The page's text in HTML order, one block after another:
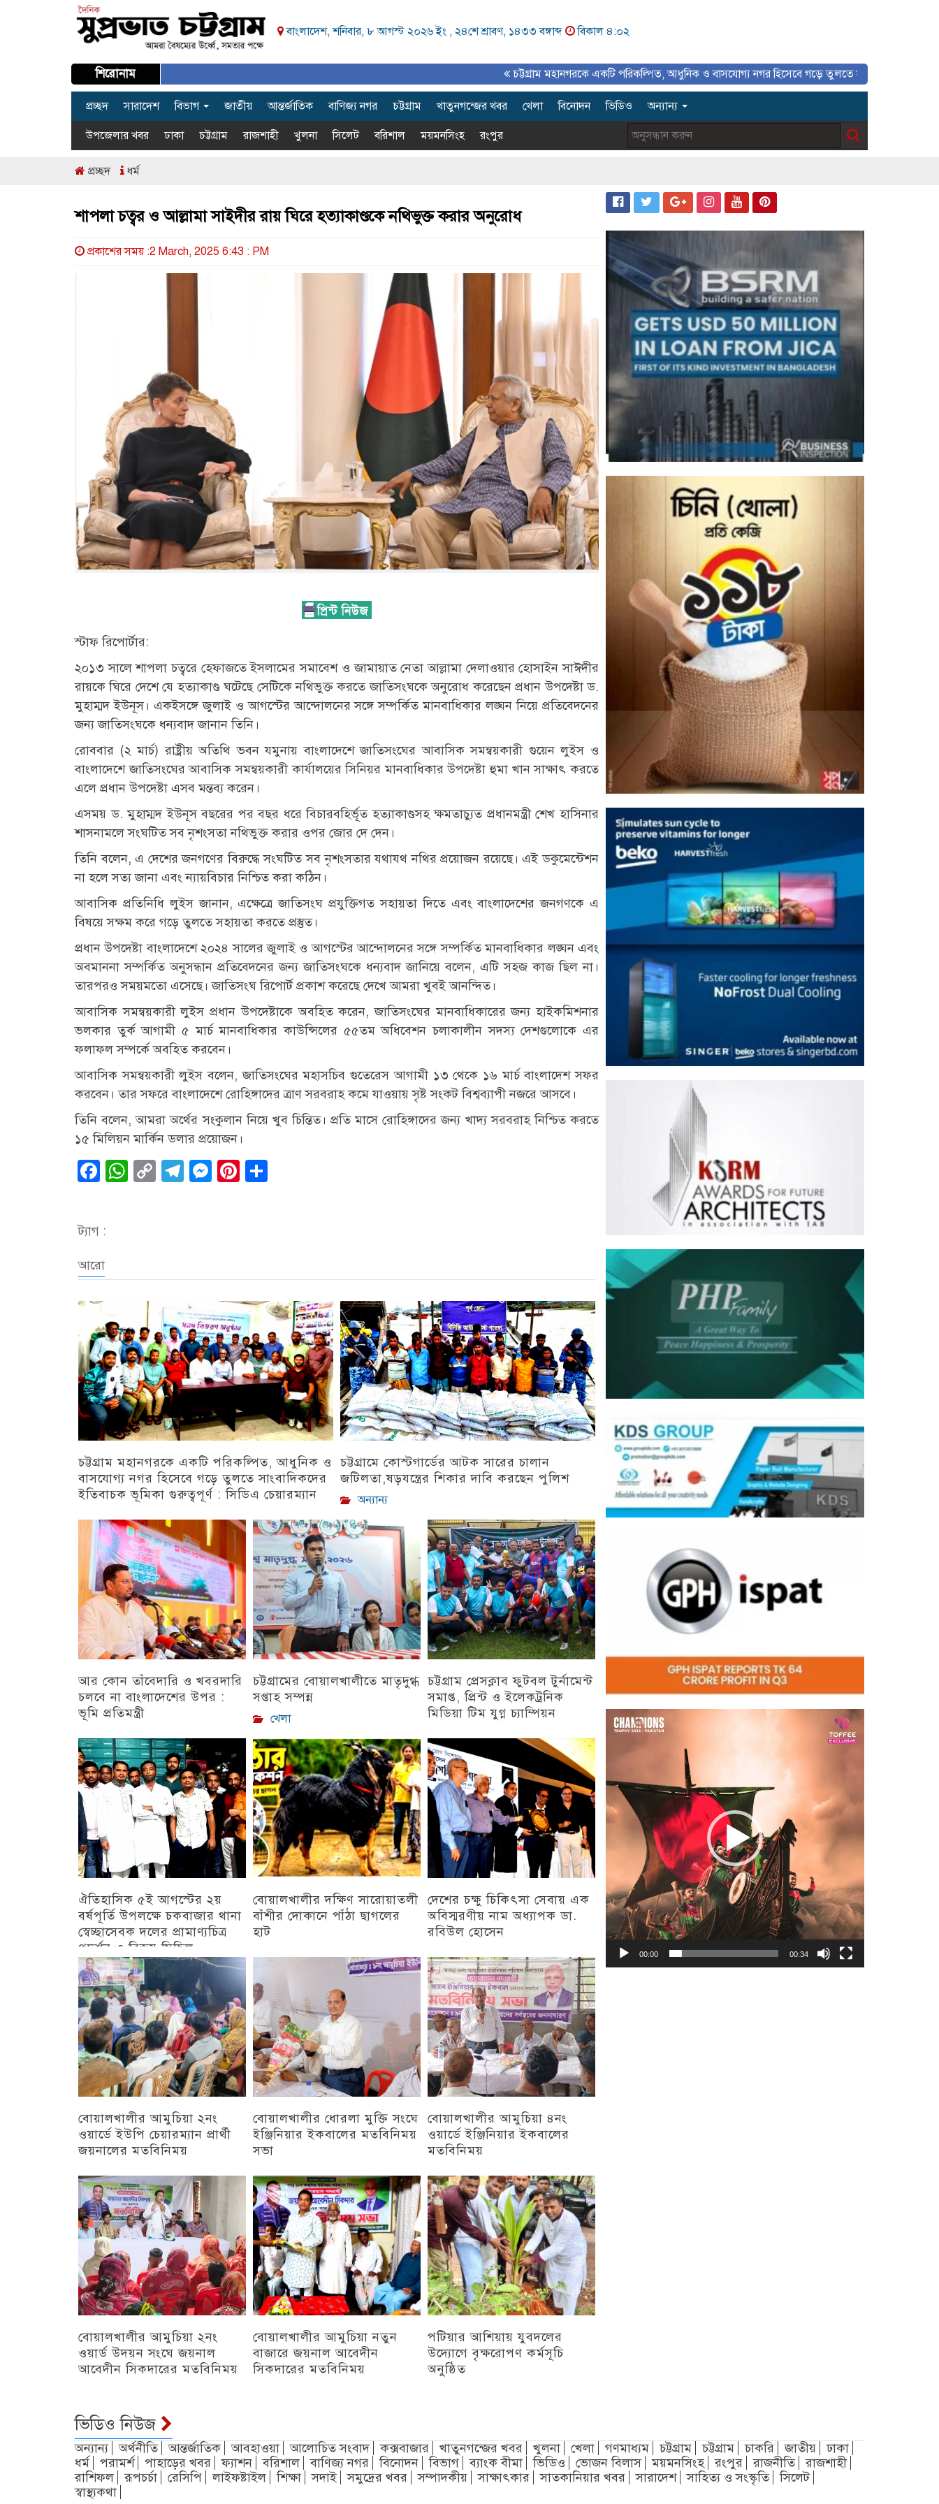
বাংলাদেশ, শনিবার, ৮ আগস্ট ২০২৬ ইং , ২৪শে শ্রাবণ, ১৪৩৩ বঙ্গাব্দ বিকাল ৪:০২
শিরোনাম চট্টগ্রাম মহানগরকে একটি পরিকল্পিত, আধুনিক ও বাসযোগ্য নগর হিসেবে গড়ে তুলতে সাংবাদিকদের ইতিবাচক ভূমিকা
প্রচ্ছদ সারাদেশ বিভাগ জাতীয় আন্তর্জাতিক বাণিজ্য নগর চট্টগ্রাম খাতুনগন্জের খবর খেলা বিনোদন ভিডিও অন্যান্য
উপজেলার খবর ঢাকা চট্টগ্রাম রাজশাহী খুলনা সিলেট বরিশাল ময়মনসিংহ রংপুর
প্রচ্ছদ ধর্ম
শাপলা চত্বর ও আল্লামা সাইদীর রায় ঘিরে হত্যাকাণ্ডকে নথিভুক্ত করার অনুরোধ
প্রকাশের সময় :2 March, 2025 6:43 : PM
স্টাফ রিপোর্টার:
২০১৩ সালে শাপলা চত্বরে হেফাজতে ইসলামের সমাবেশ ও জামায়াত নেতা আল্লামা দেলাওয়ার হোসাইন সাঈদীর
রায়কে ঘিরে দেশে যে হত্যাকাণ্ড ঘটেছে সেটিকে নথিভুক্ত করতে জাতিসংঘকে অনুরোধ করেছেন প্রধান উপদেষ্টা ড.
মুহাম্মদ ইউনূস। একইসঙ্গে জুলাই ও আগস্টের আন্দোলনের সঙ্গে সম্পর্কিত মানবাধিকার লঙ্ঘন নিয়ে প্রতিবেদনের
জন্য জাতিসংঘকে ধন্যবাদ জানান তিনি।
রোববার (২ মার্চ) রাষ্ট্রীয় অতিথি ভবন যমুনায় বাংলাদেশে জাতিসংঘের আবাসিক সমন্বয়কারী গুয়েন লুইস ও
বাংলাদেশে জাতিসংঘের আবাসিক সমন্বয়কারী কার্যালয়ের সিনিয়র মানবাধিকার উপদেষ্টা হুমা খান সাক্ষাৎ করতে
এলে প্রধান উপদেষ্টা এসব মন্তব্য করেন।
এসময় ড. মুহাম্মদ ইউনূস বছরের পর বছর ধরে বিচারবহির্ভূত হত্যাকাণ্ডসহ ক্ষমতাচ্যুত প্রধানমন্ত্রী শেখ হাসিনার
শাসনামলে সংঘটিত সব নৃশংসতা নথিভুক্ত করার ওপর জোর দে দেন।
তিনি বলেন, এ দেশের জনগণের বিরুদ্ধে সংঘটিত সব নৃশংসতার যথাযথ নথির প্রয়োজন রয়েছে। এই ডকুমেন্টেশন
না হলে সত্য জানা এবং ন্যায়বিচার নিশ্চিত করা কঠিন।
আবাসিক প্রতিনিধি লুইস জানান, এক্ষেত্রে জাতিসংঘ প্রযুক্তিগত সহায়তা দিতে এবং বাংলাদেশের জনগণকে এ
বিষয়ে সক্ষম করে গড়ে তুলতে সহায়তা করতে প্রস্তুত।
প্রধান উপদেষ্টা বাংলাদেশে ২০২৪ সালের জুলাই ও আগস্টের আন্দোলনের সঙ্গে সম্পর্কিত মানবাধিকার লঙ্ঘন এবং
অবমাননা সম্পর্কিত অনুসন্ধান প্রতিবেদনের জন্য জাতিসংঘকে ধন্যবাদ জানিয়ে বলেন, এটি সহজ কাজ ছিল না।
তারপরও সময়মতো এসেছে। জাতিসংঘ রিপোর্ট প্রকাশ করেছে দেখে আমরা খুবই আনন্দিত।
আবাসিক সমন্বয়কারী লুইস প্রধান উপদেষ্টাকে অবহিত করেন, জাতিসংঘের মানবাধিকারের জন্য হাইকমিশনার
ভলকার তুর্ক আগামী ৫ মার্চ মানবাধিকার কাউন্সিলের ৫৫তম অধিবেশন চলাকালীন সদস্য দেশগুলোকে এর
ফলাফল সম্পর্কে অবহিত করবেন।
আবাসিক সমন্বয়কারী লুইস বলেন, জাতিসংঘের মহাসচিব গুতেরেস আগামী ১৩ থেকে ১৬ মার্চ বাংলাদেশ সফর
করবেন। তার সফরে বাংলাদেশে রোহিঙ্গাদের ত্রাণ সরবরাহ কমে যাওয়ায় সৃষ্ট সংকট বিশ্বব্যাপী নজরে আসবে।
তিনি বলেন, আমরা অর্থের সংকুলান নিয়ে খুব চিন্তিত। প্রতি মাসে রোহিঙ্গাদের জন্য খাদ্য সরবরাহ নিশ্চিত করতে
১৫ মিলিয়ন মার্কিন ডলার প্রয়োজন।
Facebook
WhatsApp
CopyTelegram
Messenger
Pinterest
ট্যাগ :
আরো
চট্টগ্রাম মহানগরকে একটি পরিকল্পিত, আধুনিক ও
বাসযোগ্য নগর হিসেবে গড়ে তুলতে সাংবাদিকদের
ইতিবাচক ভূমিকা গুরুত্বপূর্ণ : সিডিএ চেয়ারম্যান
চট্টগ্রামে কোস্টগার্ডের আটক সারের চালান
জটিলতা,ষড়যন্ত্রের শিকার দাবি করছেন পুলিশ
অন্যান্য
আর কোন তাঁবেদারি ও খবরদারি
চলবে না বাংলাদেশের উপর :
ভূমি প্রতিমন্ত্রী
চট্টগ্রামের বোয়ালখালীতে মাতৃদুগ্ধ
সপ্তাহ সম্পন্ন
খেলা
চট্টগ্রাম প্রেসক্লাব ফুটবল টুর্নামেন্ট
সমাপ্ত, প্রিন্ট ও ইলেকট্রনিক
মিডিয়া টিম যুগ্ন চ্যাম্পিয়ন
ঐতিহাসিক ৫ই আগস্টের ২য়
বর্ষপূর্তি উপলক্ষে চকবাজার থানা
স্বেচ্ছাসেবক দলের প্রামাণ্যচিত্র
প্রদর্শন ও বিজয় মিছিল
চট্টগ্রাম
বোয়ালখালীর দক্ষিণ সারোয়াতলী
বাঁশীর দোকানে পাঁঠা ছাগলের
হাট
দেশের চক্ষু চিকিৎসা সেবায় এক
অবিস্মরণীয় নাম অধ্যাপক ডা.
রবিউল হোসেন
বোয়ালখালীর আমুচিয়া ২নং
ওয়ার্ডে ইউপি চেয়ারম্যান প্রার্থী
জয়নালের মতবিনিময়
বোয়ালখালীর ধোরলা মুক্তি সংঘে
ইঞ্জিনিয়ার ইকবালের মতবিনিময়
সভা
বোয়ালখালীর আমুচিয়া ৪নং
ওয়ার্ডে ইঞ্জিনিয়ার ইকবালের
মতবিনিময়
বোয়ালখালীর আমুচিয়া ২নং
ওয়ার্ড উদয়ন সংঘে জয়নাল
আবেদীন সিকদারের মতবিনিময়
বোয়ালখালীর আমুচিয়া নতুন
বাজারে জয়নাল আবেদীন
সিকদারের মতবিনিময়
পটিয়ার আশিয়ায় যুবদলের
উদ্যোগে বৃক্ষরোপণ কর্মসূচি
অনুষ্ঠিত
Video
Player
00:00 00:34
ভিডিও নিউজ
অন্যান্য অর্থনীতি আন্তর্জাতিক আবহাওয়া আলোচিত সংবাদ কক্সবাজার খাতুনগন্জের খবর খুলনা খেলা গণমাধ্যম চট্টগ্রাম চট্টগ্রাম চাকরি জাতীয়
ঢাকা
ধর্ম
পরামর্শ পাহাড়ের খবর ফ্যাশন বরিশাল বাণিজ্য নগর বিনোদন বিভাগ ব্যাংক বীমা ভিডিও ভোজন বিলাস ময়মনসিংহ রংপুর রাজনীতি
রাজশাহী
রাশিফল
রূপচর্চা রেসিপি লাইফষ্টাইল শিক্ষা সদাই সমুদ্রের খবর সম্পাদকীয় সাক্ষাৎকার সাতকানিয়ার খবর সারাদেশ সাহিত্য ও সংস্কৃতি
সিলেট
স্বাস্থ্যকথা